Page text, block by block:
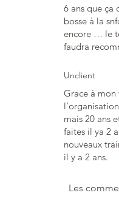
6 ans que ça
bosse à la
encore … le
faudra
Unclient
Grace à
mais 20 ans
faites il ya 2
nouveaux
il y a 2 ans.
Les